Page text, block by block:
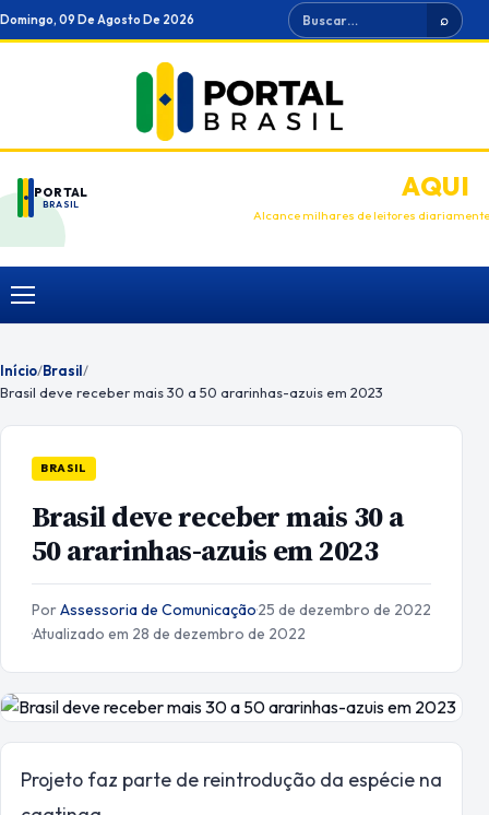
Ir
para
Domingo, 09 De Agosto De 2026 Buscar ⌕
PORTAL
BRASIL
ANUNCIEAQUI
Alcance milhares de leitores diariamente
Menu
Início/Brasil/
Brasil deve receber mais 30 a 50 ararinhas-azuis em 2023
BRASIL
Brasil deve receber mais 30 a
50 ararinhas-azuis em 2023
PorAssessoria de Comunicação·25 de dezembro de 2022
·Atualizado em 28 de dezembro de 2022
Projeto faz parte de reintrodução da espécie na